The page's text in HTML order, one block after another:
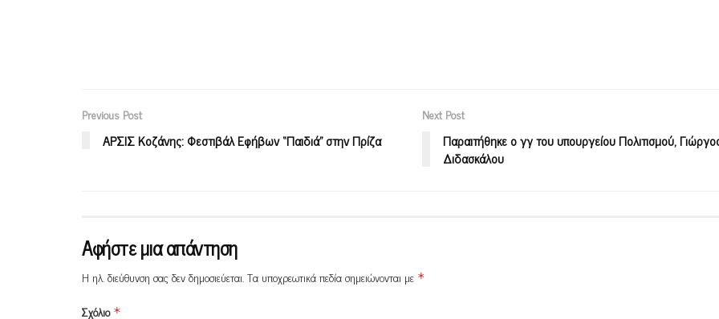
Previous Post
ΑΡΣΙΣ Κοζάνης: Φεστιβάλ Εφήβων “Παιδιά” στην Πρίζα
Next Post
Παραιτήθηκε ο γγ του υπουργείου Πολιτισμού,
Διδασκάλου
Αφήστε μια απάντηση
Η ηλ. διεύθυνση σας δεν δημοσιεύεται.Τα υποχρεωτικά πεδία σημειώνονται με *
Σχόλιο *